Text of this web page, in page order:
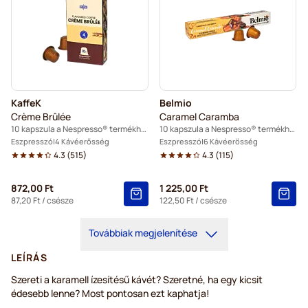
KaffeK
Crème Brûlée
10 kapszula a Nespresso® termékhez
Eszpresszó 4 Kávéerősség
4.3 (515)
872,00 Ft
87,20 Ft/ csésze
Belmio
Caramel Caramba
10 kapszula a Nespresso® termékhez
Eszpresszó 6 Kávéerősség
4.3 (115)
1 225,00 Ft
122,50 Ft/ csésze
Továbbiak megjelenítése
LEÍRÁS
Szereti a karamell ízesítésű kávét? Szeretné, ha egy kicsit
édesebb lenne? Most pontosan ezt kaphatja!